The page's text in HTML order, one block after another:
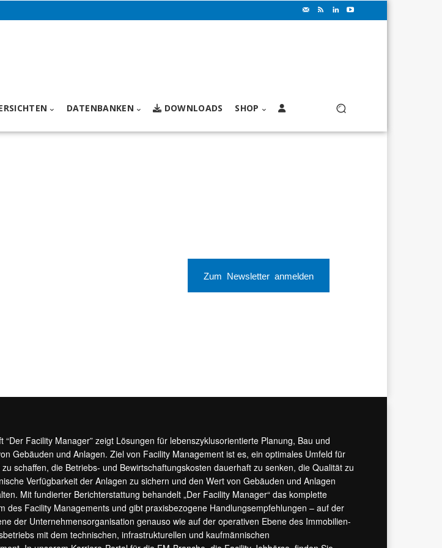
DATENBANKEN DOWNLOADS SHOP
Zum Newsletter anmelden
“Der Facility Manager” zeigt Lösungen für lebenszyklusorientierte Planung, Bau und
Gebäuden und Anlagen. Ziel von Facility Management ist es, ein optimales Umfeld für
schaffen, die Betriebs- und Bewirtschaftungskosten dauerhaft zu senken, die Qualität zu
Verfügbarkeit der Anlagen zu sichern und den Wert von Gebäuden und Anlagen
Mit fundierter Berichterstattung behandelt „Der Facility Manager“ das komplette
des Facility Managements und gibt praxisbezogene Handlungsempfehlungen – auf der
der Unternehmensorganisation genauso wie auf der operativen Ebene des Immobilien-
mit dem technischen, infrastrukturellen und kaufmännischen